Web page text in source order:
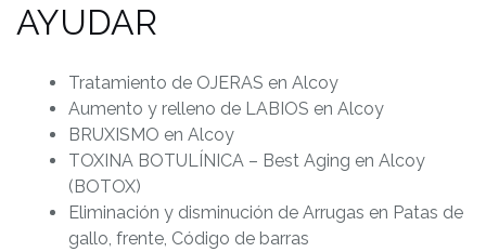
AYUDAR
Tratamiento de OJERAS en Alcoy
Aumento y relleno de LABIOS en Alcoy
BRUXISMO en Alcoy
TOXINA BOTULÍNICA – Best Aging en Alcoy
(BOTOX)
Eliminación y disminución de Arrugas en Patas de
gallo, frente, Código de barras